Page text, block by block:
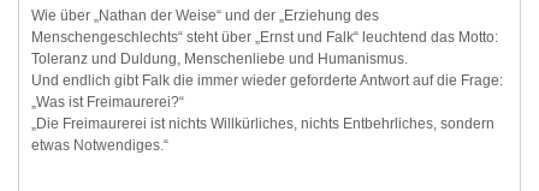
Wie über „Nathan der Weise“ und der „Erziehung des
Menschengeschlechts“ steht über „Ernst und Falk“ leuchtend das Motto:
Toleranz und Duldung, Menschenliebe und Humanismus.
Und endlich gibt Falk die immer wieder geforderte Antwort auf die Frage:
„Was ist Freimaurerei?“
„Die Freimaurerei ist nichts Willkürliches, nichts Entbehrliches, sondern
etwas Notwendiges.“